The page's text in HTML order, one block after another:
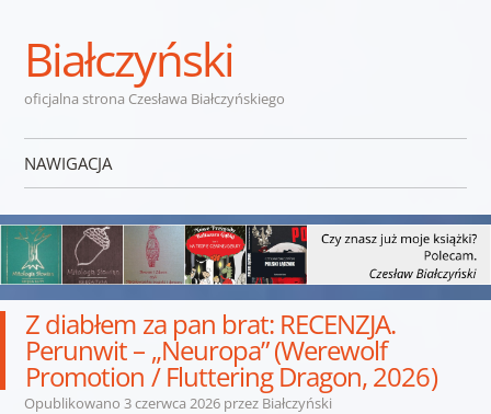
Białczyński
oficjalna strona Czesława Białczyńskiego
NAWIGACJA
Z diabłem za pan brat: RECENZJA.
Perunwit – „Neuropa” (Werewolf
Promotion / Fluttering Dragon, 2026)
Opublikowano 3 czerwca 2026przez Białczyński